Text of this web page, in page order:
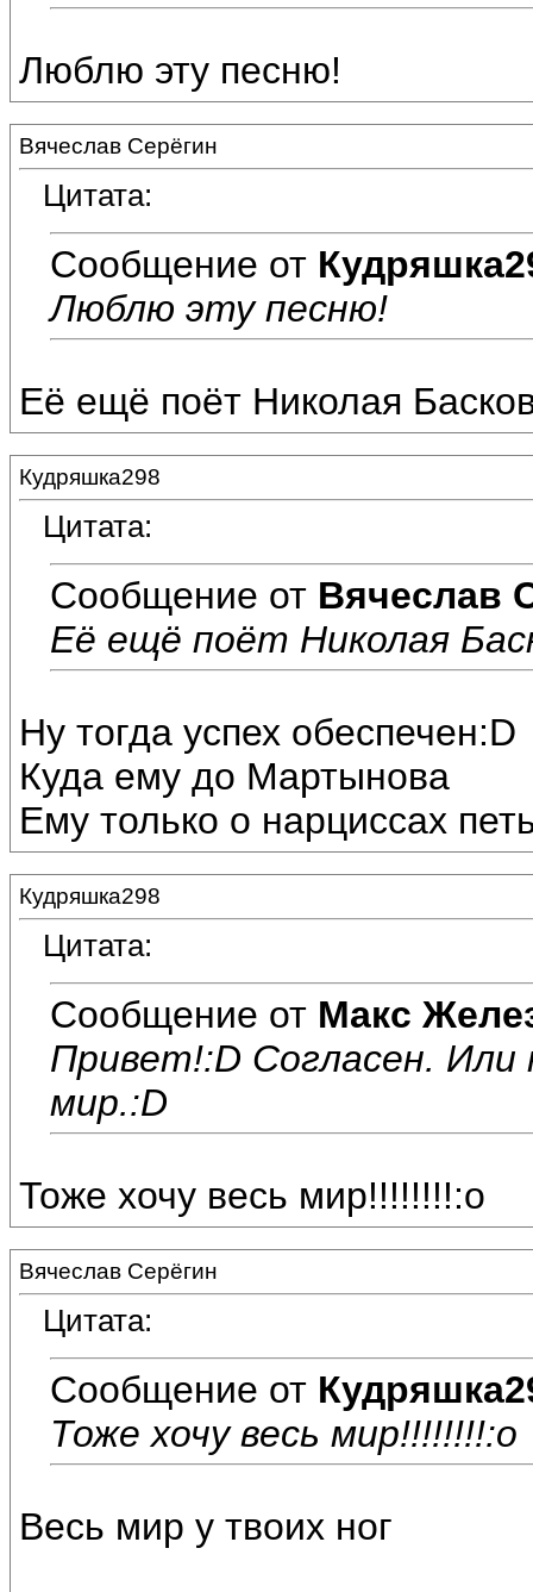
Люблю эту песню!
Вячеслав Серёгин
Цитата:
Сообщение от
Люблю эту песню!
Её ещё поёт Николая
Кудряшка298
Цитата:
Сообщение от Вячеслав
Её ещё поёт Николая
Ну тогда успех обеспечен:D
Куда ему до Мартынова
Ему только о нарциссах
Кудряшка298
Цитата:
Сообщение от Макс
Привет!:D Согласен. Или
мир.:D
Тоже хочу весь мир!!!!!!!!:o
Вячеслав Серёгин
Цитата:
Сообщение от
Тоже хочу весь мир!!!!!!!!:o
Весь мир у твоих ног